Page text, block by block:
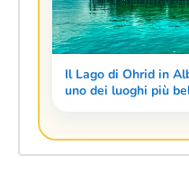
Il Lago di Ohrid in
uno dei luoghi più